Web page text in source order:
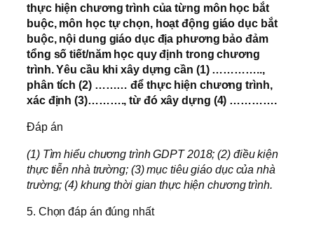
thực hiện chương trình của từng môn học bắt
buộc, môn học tự chọn, hoạt động giáo dục bắt
buộc, nội dung giáo dục địa phương bảo đảm
tổng số tiết/năm học quy định trong chương
trình. Yêu cầu khi xây dựng cần (1) …………..,
phân tích (2) ……… để thực hiện chương trình,
xác định (3)………., từ đó xây dựng (4) ………….
Đáp án
(1) Tìm hiểu chương trình GDPT 2018; (2) điều kiện
thực tiễn nhà trường; (3) mục tiêu giáo dục của nhà
trường; (4) khung thời gian thực hiện chương trình.
5. Chọn đáp án đúng nhất